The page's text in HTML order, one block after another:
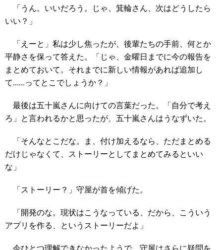
「うん。いいだろう。じゃ、箕輪さん、次はどうしたら
いい？」
「えーと」私は少し焦ったが、後輩たちの手前、何とか
平静さを保って答えた。「じゃ、金曜日までに今の報告を
まとめておいて。それまでに新しい情報があれば追加し
て......ってとこでしょうか？」
最後は五十嵐さんに向けての言葉だった。「自分で考え
ろ」と言われるかと思ったが、五十嵐さんはうなずいた。
「そんなとこだな。ま、付け加えるなら、ただまとめる
だけじゃなくて、ストーリーとしてまとめてみるといい
な」
「ストーリー？」守屋が首を傾げた。
「開発のな。現状はこうなっている、だから、こういう
アプリを作る、というストーリーだよ」
今ひとつ理解できなかったようで、守屋はさらに疑問を